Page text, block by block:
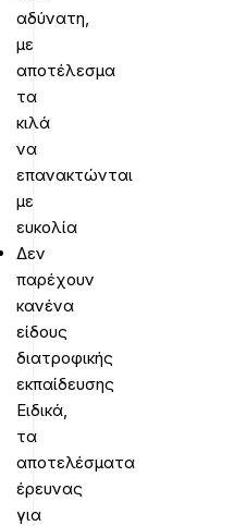
αδύνατη,
με
αποτέλεσμα
τα
κιλά
να
επανακτώνται
με
ευκολία
Δεν
παρέχουν
κανένα
είδους
διατροφικής
εκπαίδευσης
Ειδικά,
τα
αποτελέσματα
έρευνας
για